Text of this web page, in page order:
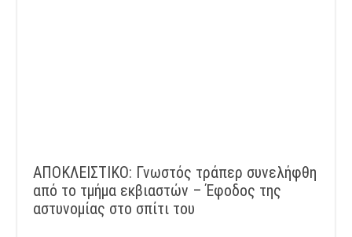
ΑΠΟΚΛΕΙΣΤΙΚΟ: Γνωστός τράπερ συνελήφθη
από το τμήμα εκβιαστών – Έφοδος της
αστυνομίας στο σπίτι του